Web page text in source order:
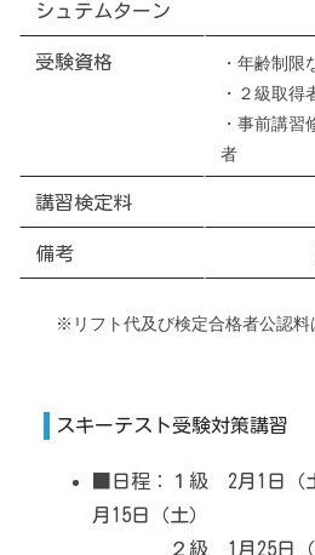
シュテムターン
受験資格
・年齢制限
・２級取得
・事前講習
者
講習検定料
備考
※リフト代及び検定合格者公認料
スキーテスト受験対策講習
■日程：１級 2月1日（
月15日（土）
２級 1月25日（土